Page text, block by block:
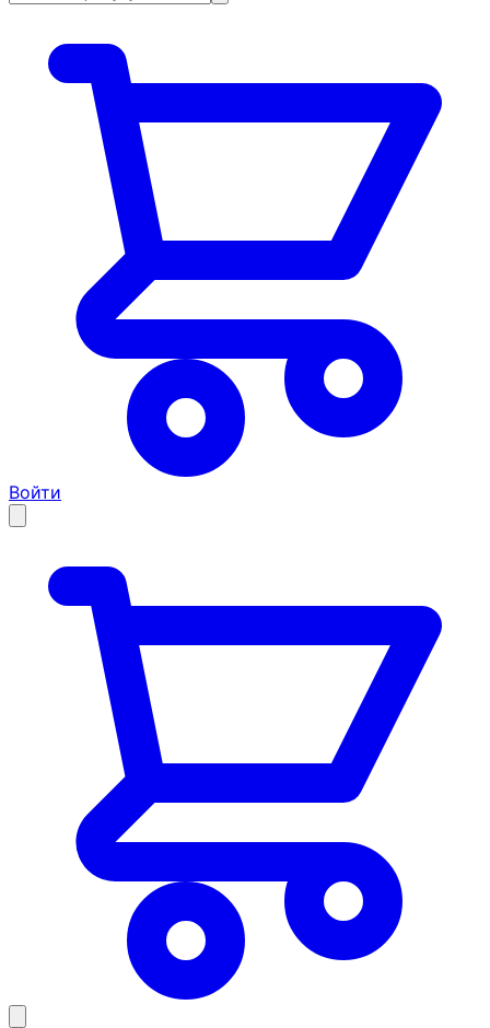
Войти